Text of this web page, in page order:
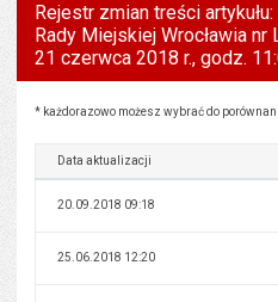
Rejestr zmian treści
Rady Miejskiej Wrocławia nr
21 czerwca 2018 r., godz.
Rejestr zmian treści artykułu: Sesja Rady
* każdorazowo możesz wybrać do
Data aktualizacji
20.09.2018 09:18
25.06.2018 12:20